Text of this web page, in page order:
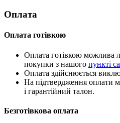
Оплата
Оплата готівкою
Оплата готівкою можлива
покупки з нашого пункті
Оплата здійснюється
На підтвердження оплати
і гарантійний талон.
Безготівкова оплата